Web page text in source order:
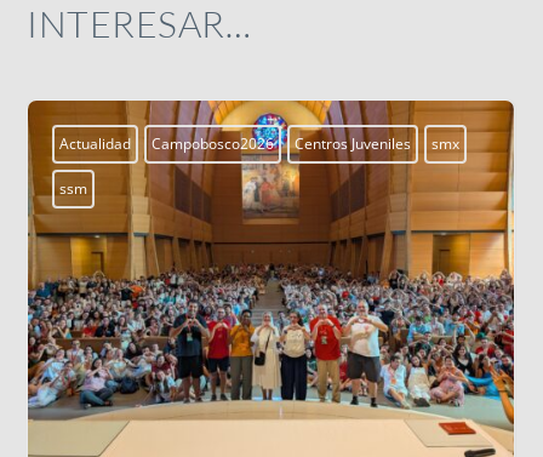
INTERESAR…
Actualidad Campobosco2026 Centros Juveniles smx
ssm